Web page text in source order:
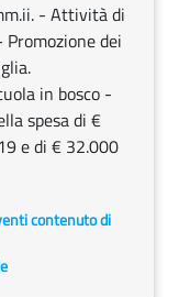
- Attività di
dei
in bosco -
spesa di €
e di € 32.000
contenuto di